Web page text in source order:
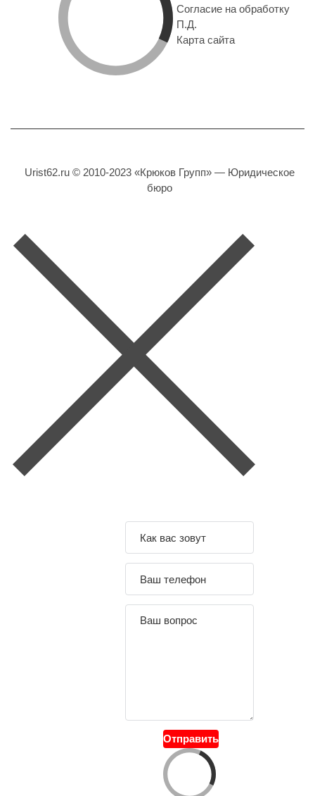
Согласие на обработку
П.Д.
Карта сайта
Urist62.ru © 2010-2023 «Крюков Групп» — Юридическое
бюро
Отправить